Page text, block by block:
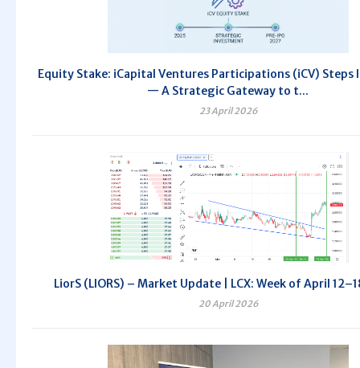
Equity Stake: iCapital Ventures Participations (iCV) Steps
— A Strategic Gateway to t...
23 April 2026
LiorS (LIORS) – Market Update | LCX: Week of April
20 April 2026